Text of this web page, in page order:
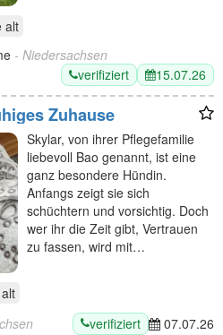
alt
- Niedersachsen
verifiziert
15.07.26
Zuhause
Skylar, von ihrer Pflegefamilie
liebevoll Bao genannt, ist eine
ganz besondere Hündin.
Anfangs zeigt sie sich
schüchtern und vorsichtig. Doch
wer ihr die Zeit gibt, Vertrauen
zu fassen, wird mit…
alt
verifiziert 07.07.26